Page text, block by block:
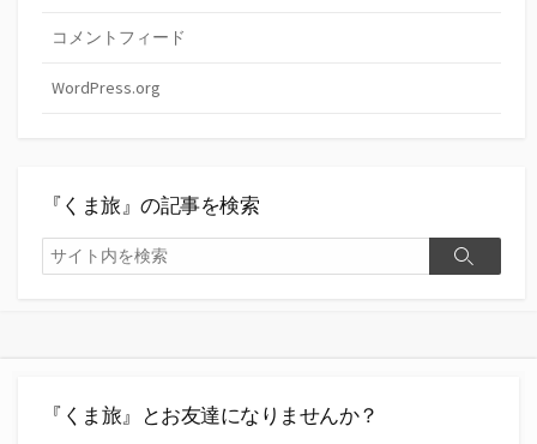
コメントフィード
WordPress.org
『くま旅』の記事を検索
検
索
検
『くま旅』とお友達になりませんか？